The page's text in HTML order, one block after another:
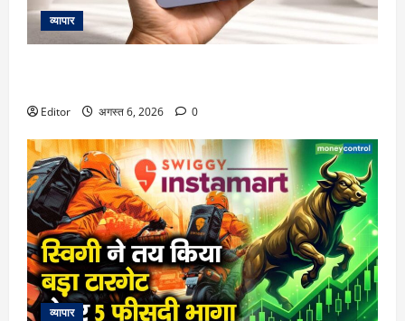
व्यापार
Editor अगस्त 6, 2026 0
व्यापार